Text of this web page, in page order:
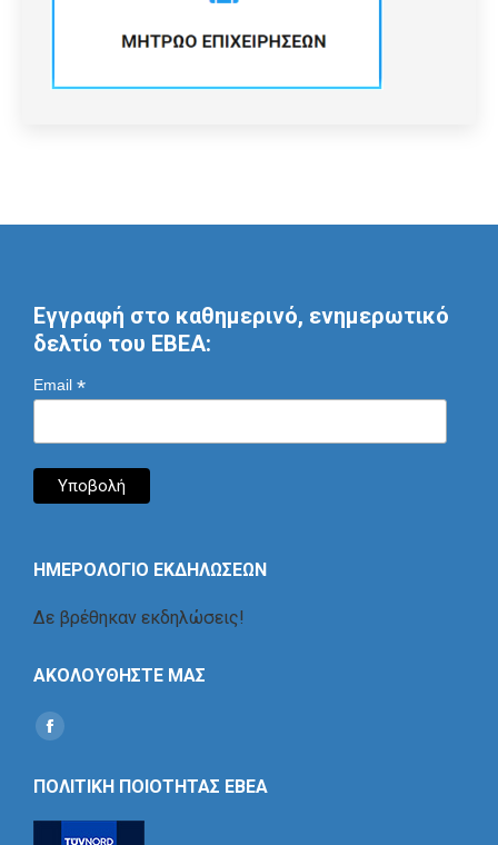
Εγγραφή στο καθημερινό, ενημερωτικό
δελτίο του ΕΒΕΑ:
Email *
ΗΜΕΡΟΛΟΓΙΟ ΕΚΔΗΛΩΣΕΩΝ
Δε βρέθηκαν εκδηλώσεις!
ΑΚΟΛΟΥΘΗΣΤΕ ΜΑΣ
Find us on:
Social
ΠΟΛΙΤΙΚΗ ΠΟΙΟΤΗΤΑΣ ΕΒΕΑ